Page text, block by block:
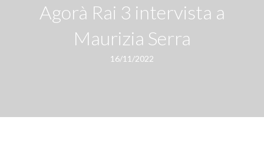
Agorà Rai 3 intervista a
Maurizia Serra
16/11/2022